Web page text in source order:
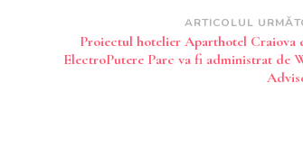
ARTICOLUL
Proiectul hotelier Aparthotel Craiova
ElectroPutere Parc va fi administrat de